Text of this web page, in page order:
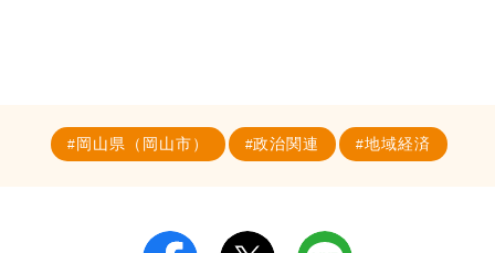
岡山県（岡山市） 政治関連 地域経済